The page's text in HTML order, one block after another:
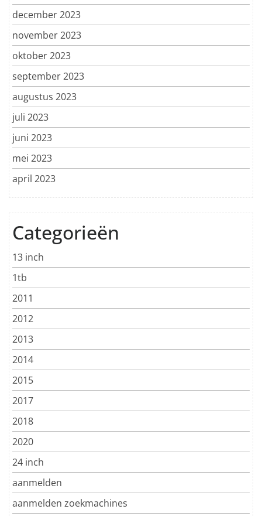
december 2023
november 2023
oktober 2023
september 2023
augustus 2023
juli 2023
juni 2023
mei 2023
april 2023
Categorieën
13 inch
1tb
2011
2012
2013
2014
2015
2017
2018
2020
24 inch
aanmelden
aanmelden zoekmachines